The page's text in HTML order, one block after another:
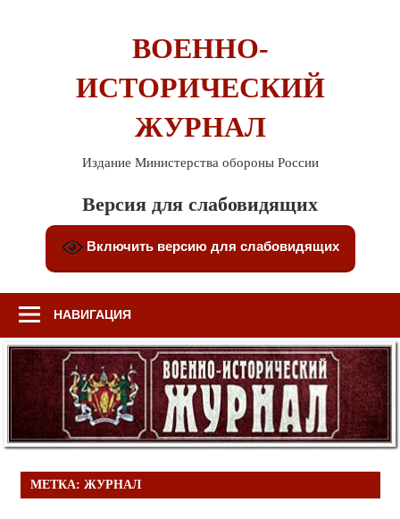
ВОЕННО-
ИСТОРИЧЕСКИЙ
ЖУРНАЛ
Издание Министерства обороны России
Версия для слабовидящих
Включить версию для слабовидящих
НАВИГАЦИЯ
МЕТКА: ЖУРНАЛ